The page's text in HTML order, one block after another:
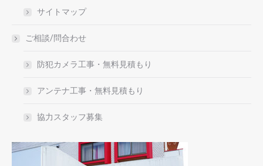
サイトマップ
ご相談/問合わせ
防犯カメラ工事・無料見積もり
アンテナ工事・無料見積もり
協力スタッフ募集